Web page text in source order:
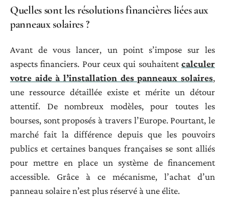
Quelles sont les résolutions financières liées aux
panneaux solaires ?
Avant de vous lancer, un point s’impose sur les
aspects financiers. Pour ceux qui souhaitentcalculer
votre aide à l’installation des panneaux solaires,
une ressource détaillée existe et mérite un détour
attentif. De nombreux modèles, pour toutes les
bourses, sont proposés à travers l’Europe. Pourtant, le
marché fait la différence depuis que les pouvoirs
publics et certaines banques françaises se sont alliés
pour mettre en place un système de financement
accessible. Grâce à ce mécanisme, l’achat d’un
panneau solaire n’est plus réservé à une élite.